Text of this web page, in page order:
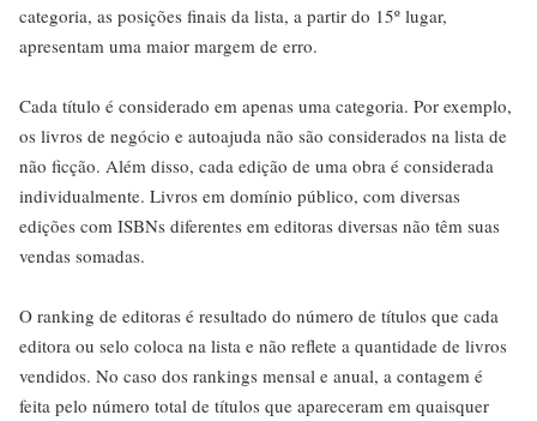
categoria, as posições finais da lista, a partir do 15º lugar,
apresentam uma maior margem de erro.
Cada título é considerado em apenas uma categoria. Por exemplo,
os livros de negócio e autoajuda não são considerados na lista de
não ficção. Além disso, cada edição de uma obra é considerada
individualmente. Livros em domínio público, com diversas
edições com ISBNs diferentes em editoras diversas não têm suas
vendas somadas.
O ranking de editoras é resultado do número de títulos que cada
editora ou selo coloca na lista e não reflete a quantidade de livros
vendidos. No caso dos rankings mensal e anual, a contagem é
feita pelo número total de títulos que apareceram em quaisquer